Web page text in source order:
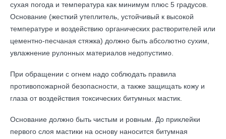
сухая погода и температура как минимум плюс 5 градусов.
Основание (жесткий утеплитель, устойчивый к высокой
температуре и воздействию органических растворителей или
цементно-песчаная стяжка) должно быть абсолютно сухим,
увлажнение рулонных материалов недопустимо.
При обращении с огнем надо соблюдать правила
противопожарной безопасности, а также защищать кожу и
глаза от воздействия токсических битумных мастик.
Основание должно быть чистым и ровным. До приклейки
первого слоя мастики на основу наносится битумная